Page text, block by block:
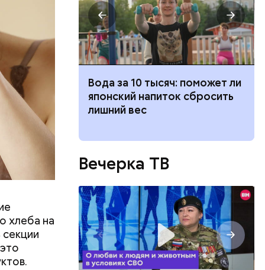
хлеба на
как
при
Раменском
Вода за 10 тысяч: поможет ли
японский напиток сбросить
лишний вес
Вечерка ТВ